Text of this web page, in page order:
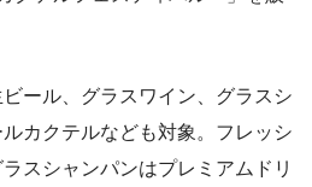
ール、グラスワイン、グラスシ
カクテルなども対象。フレッシ
スシャンパンはプレミアムドリ